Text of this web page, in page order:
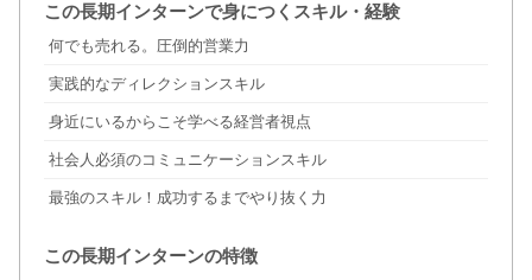
この長期インターンで身につくスキル・経験
何でも売れる。圧倒的営業力
実践的なディレクションスキル
身近にいるからこそ学べる経営者視点
社会人必須のコミュニケーションスキル
最強のスキル！成功するまでやり抜く力
この長期インターンの特徴